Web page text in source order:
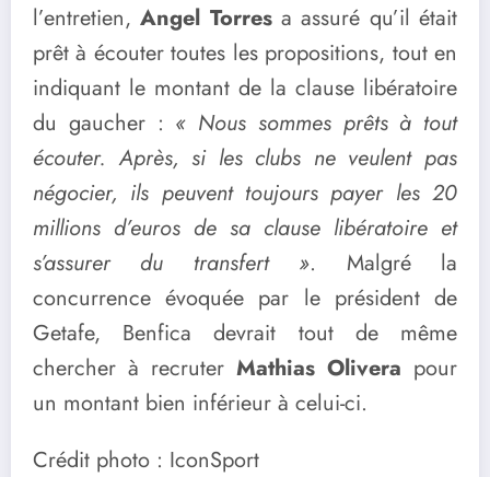
l’entretien, Angel Torresa assuré qu’il était
prêt à écouter toutes les propositions, tout en
indiquant le montant de la clause libératoire
du gaucher : « Nous sommes prêts à tout
écouter. Après, si les clubs ne veulent pas
négocier, ils peuvent toujours payer les 20
millions d’euros de sa clause libératoire et
s’assurer du transfert ». Malgré la
concurrence évoquée par le président de
Getafe, Benfica devrait tout de même
chercher à recruter Mathias Olivera pour
un montant bien inférieur à celui-ci.
Crédit photo : IconSport